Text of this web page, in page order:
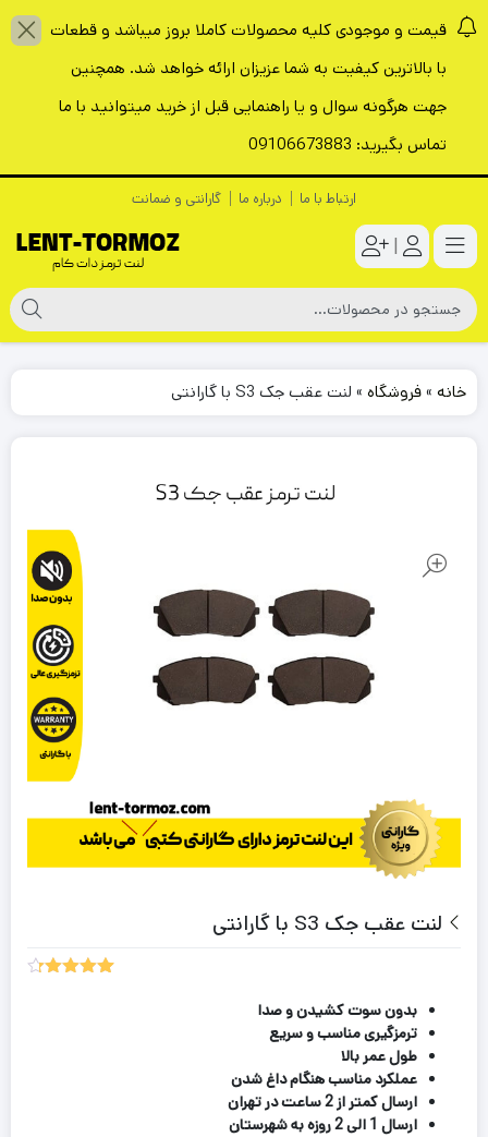
قیمت و موجودی کلیه محصولات کاملا بروز میباشد و قطعات
با بالاترین کیفیت به شما عزیزان ارائه خواهد شد. همچنین
جهت هرگونه سوال و یا راهنمایی قبل از خرید میتوانید با ما
تماس بگیرید: 09106673883
ارتباط با ما درباره ما گارانتی و ضمانت
|
خانه »فروشگاه » لنت عقب جک S3 با گارانتی
لنت عقب جک S3 با گارانتی
بدون سوت کشیدن و صدا
ترمزگیری مناسب و سریع
طول عمر بالا
عملکرد مناسب هنگام داغ شدن
ارسال کمتر از 2 ساعت در تهران
ارسال 1 الی 2 روزه به شهرستان